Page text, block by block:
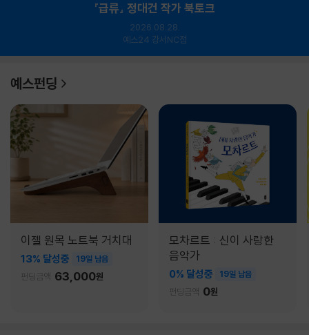
『급류』 정대건 작가 북토크
2026.08.28.
예스24 강서NC점
예스펀딩
이젤 원목 노트북 거치대
13% 달성중 19일 남음
펀딩금액 63,000원
모차르트 : 신이 사랑한
음악가
0% 달성중 19일 남음
펀딩금액 0원